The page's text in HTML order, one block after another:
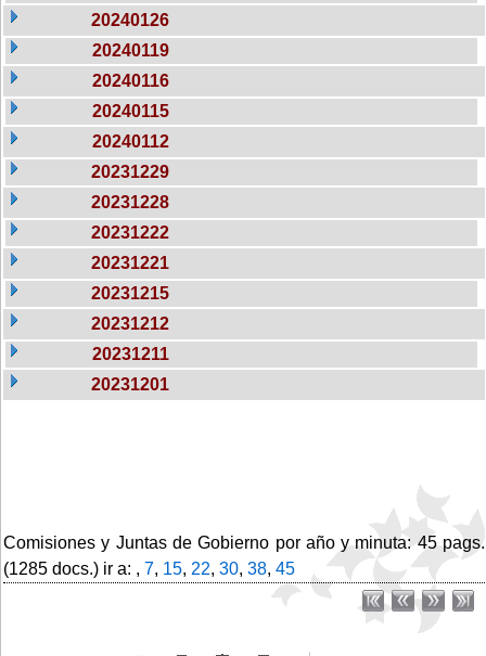
20240126
20240119
20240116
20240115
20240112
20231229
20231228
20231222
20231221
20231215
20231212
20231211
20231201
Comisiones y Juntas de Gobierno por año y minuta: 45 pags.
(1285 docs.) ir a: , 7, 15, 22, 30, 38, 45